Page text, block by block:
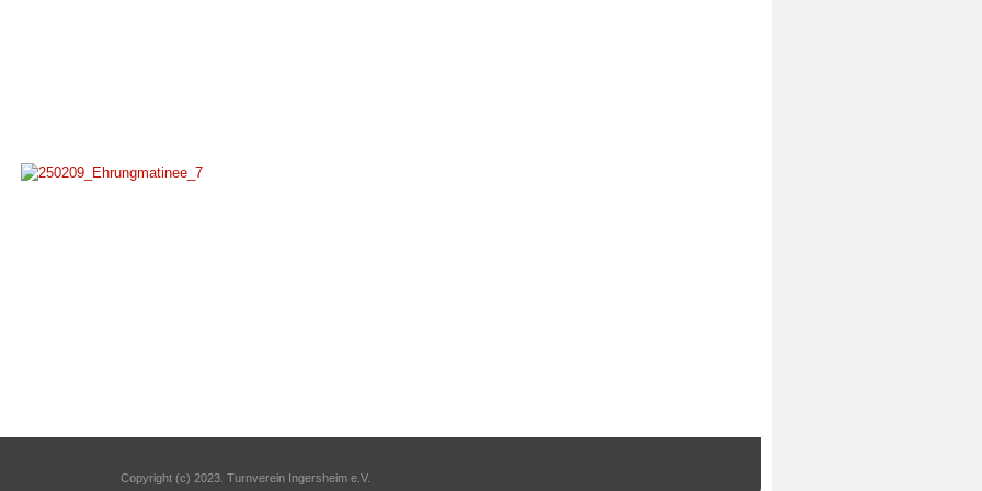
Copyright (c) 2023. Turnverein Ingersheim e.V.